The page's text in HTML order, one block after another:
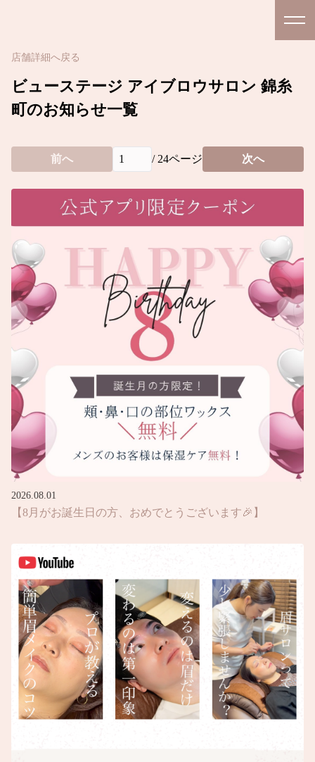
店舗詳細へ戻る
ビューステージ アイブロウサロン 錦糸
町のお知らせ一覧
前へ /24ページ 次へ
2026.08.01
【8月がお誕生日の方、おめでとうございます🎉】